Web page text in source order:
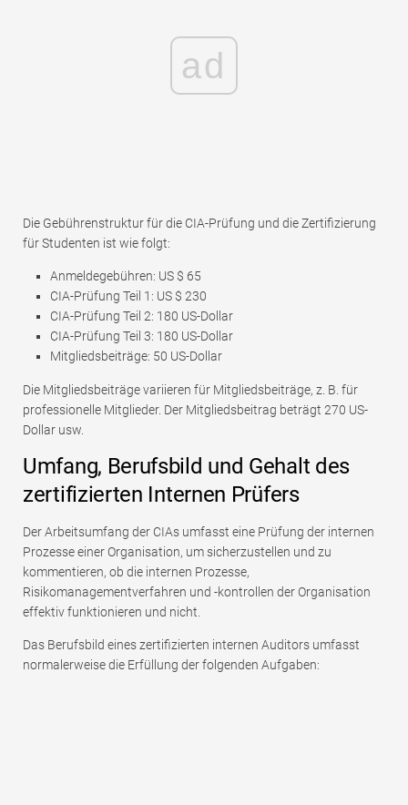
ad
Die Gebührenstruktur für die CIA-Prüfung und die Zertifizierung
für Studenten ist wie folgt:
Anmeldegebühren: US $ 65
CIA-Prüfung Teil 1: US $ 230
CIA-Prüfung Teil 2: 180 US-Dollar
CIA-Prüfung Teil 3: 180 US-Dollar
Mitgliedsbeiträge: 50 US-Dollar
Die Mitgliedsbeiträge variieren für Mitgliedsbeiträge, z. B. für
professionelle Mitglieder. Der Mitgliedsbeitrag beträgt 270 US-
Dollar usw.
Umfang, Berufsbild und Gehalt des
zertifizierten Internen Prüfers
Der Arbeitsumfang der CIAs umfasst eine Prüfung der internen
Prozesse einer Organisation, um sicherzustellen und zu
kommentieren, ob die internen Prozesse,
Risikomanagementverfahren und -kontrollen der Organisation
effektiv funktionieren und nicht.
Das Berufsbild eines zertifizierten internen Auditors umfasst
normalerweise die Erfüllung der folgenden Aufgaben: